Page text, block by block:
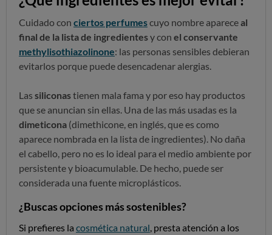
Cuidado con ciertos perfumescuyo nombre apareceal
final de la lista de ingredientesy con el conservante
methylisothiazolinone: las personas sensibles debieran
evitarlos porque puede desencadenar alergias.
Las siliconastienen mala fama y por eso hay productos
que se anuncian sin ellas. Una de las más usadas es la
dimeticona (dimethicone, en inglés, que es como
aparece nombrada en la lista de ingredientes). No daña
el cabello, pero no es lo ideal para el medio ambiente por
persistente y bioacumulable. De hecho, puede ser
considerada una fuente microplásticos.
¿Buscas opciones más sostenibles?
Si prefieres la cosmética natural , presta atención a los